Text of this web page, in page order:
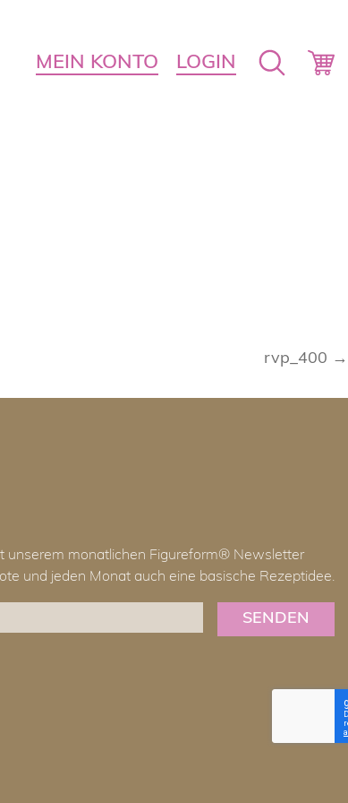
MEIN KONTO LOGIN
rvp_400 →
unserem monatlichen Figureform® Newsletter
und jeden Monat auch eine basische Rezeptidee.